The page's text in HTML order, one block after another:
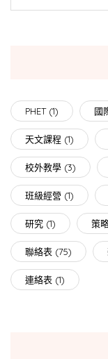
PHET(1) 國
天文課程 (1)
校外教學 (3)
班級經營 (1)
研究 (1) 策
聯絡表 (75)
連絡表 (1)